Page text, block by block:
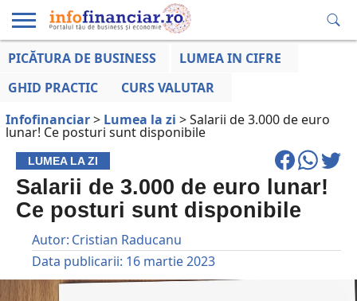
EDUCAȚIE
LA ZI
AFACERILOR
PICĂTURA DE BUSINESS
LUMEA IN CIFRE
GHID PRACTIC
CURS VALUTAR
Infofinanciar> Lumea la zi >Salarii de 3.000 de euro
lunar! Ce posturi sunt disponibile
LUMEA LA ZI
Salarii de 3.000 de euro lunar!
Ce posturi sunt disponibile
Autor: Cristian Raducanu
Data publicarii: 16 martie 2023